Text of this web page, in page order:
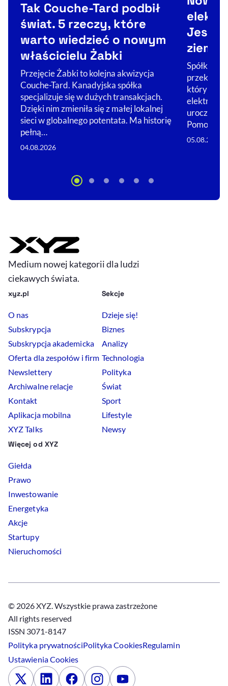
Tak Couche-Tard podbił
świat. 5 rzeczy, które
warto wiedzieć o nowym
właścicielu Żabki
Przejęcie Żabki to kolejna akwizycja
Couche-Tard. Kanadyjska spółka
specjalizuje się w dużych transakcjach.
Dzięki nim zmieniła się z małej lokalnej
sieci w globalnego potentata. Ma historię
pełną…
04.08.2026
Jest
Spółka
którym
Pomorzu
05.08.2026
Medium nowej kategorii dla ludzi
ciekawych świata.
xyz.pl
O nas
Subskrypcja
Subskrypcja akademicka
Oferta dla zespołów i firm
Newslettery
Archiwalne relacje
Kontakt
Aplikacja mobilna
XYZ Talks
Sekcje
Dzieje się!
Biznes
Analizy
Technologia
Polityka
Świat
Sport
Lifestyle
Newsy
Więcej od XYZ
Giełda
Prawo
Inwestowanie
Energetyka
Akcje
Startupy
Nieruchomości
© 2026 XYZ. Wszystkie prawa zastrzeżone
All rights reserved
ISSN 3071-8147
Polityka prywatnościPolitykaCookiesRegulamin
UstawieniaCookies